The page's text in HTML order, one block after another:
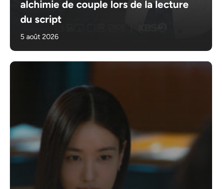
alchimie de couple lors de la lecture
du script
5 août 2026